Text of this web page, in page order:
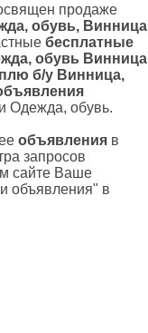
продаже
обувь, Винница
бесплатные
обувь
б/у Винница,
Одежда, обувь.
объявления в
запросов
сайте Ваше
объявления" в